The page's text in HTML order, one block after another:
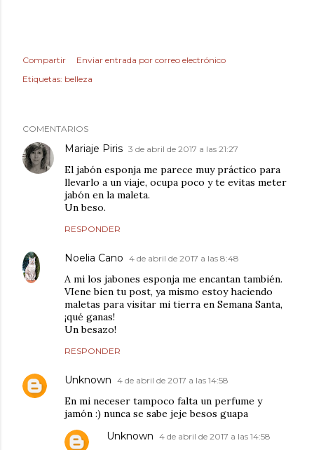
Compartir
Enviar entrada por correo electrónico
Etiquetas: belleza
COMENTARIOS
Mariaje Piris 3 de abril de 2017 a las 21:27
El jabón esponja me parece muy práctico para
llevarlo a un viaje, ocupa poco y te evitas meter
jabón en la maleta.
Un beso.
RESPONDER
Noelia Cano 4 de abril de 2017 a las 8:48
A mi los jabones esponja me encantan también.
VIene bien tu post, ya mismo estoy haciendo
maletas para visitar mi tierra en Semana Santa,
¡qué ganas!
Un besazo!
RESPONDER
Unknown 4 de abril de 2017 a las 14:58
En mi neceser tampoco falta un perfume y
jamón :) nunca se sabe jeje besos guapa
Unknown 4 de abril de 2017 a las 14:58